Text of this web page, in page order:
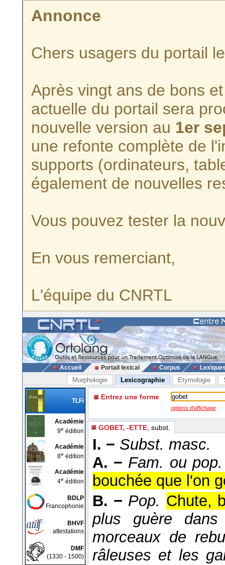
Annonce
Chers usagers du portail
Après vingt ans de bons
actuelle du portail sera
nouvelle version au 1er
une refonte complète de
supports (ordinateurs,
également de nouvelles
Vous pouvez tester la
En vous remerciant,
L'équipe du CNRTL
Accueil Portail lexical Corpus
Morphologie Lexicographie Etymologie
TLFi
Académie
9e édition
Académie
8e édition
Académie
4e édition
BDLP
Francophonie
BHVF
attestations
DMF
(1330 - 1500)
Entrez une forme
options d'affichage
GOBET, -ETTE , subst.
I. − Subst. masc.
A. − Fam. ou pop.
bouchée que l'on
B. − Pop. Chute,
plus guère
morceaux de
râleuses et les